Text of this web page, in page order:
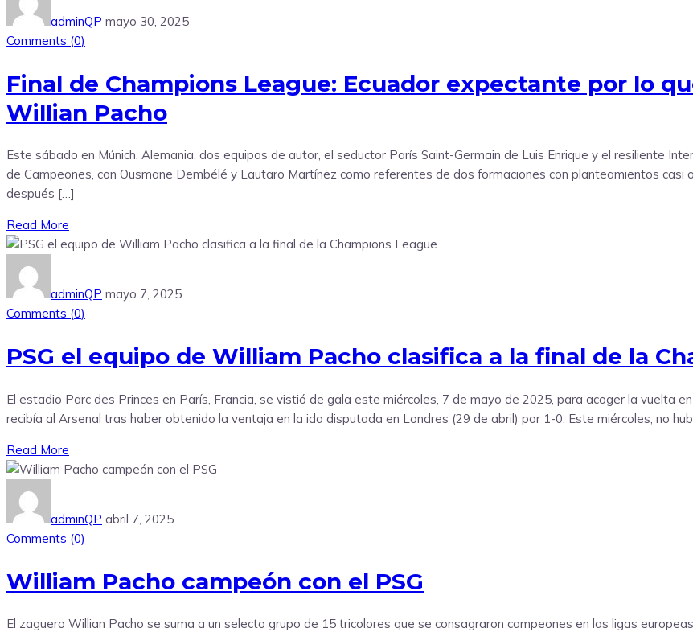
adminQP mayo 30, 2025
Comments (0)
Final de Champions League: Ecuador expectante por lo
Willian Pacho
Este sábado en Múnich, Alemania, dos equipos de autor, el seductor París Saint-Germain de Luis Enrique y el resiliente
de Campeones, con Ousmane Dembélé y Lautaro Martínez como referentes de dos formaciones con planteamientos casi
después […]
Read More
adminQP mayo 7, 2025
Comments (0)
PSG el equipo de William Pacho clasifica a la final de la
El estadio Parc des Princes en París, Francia, se vistió de gala este miércoles, 7 de mayo de 2025, para acoger la vuelta
recibía al Arsenal tras haber obtenido la ventaja en la ida disputada en Londres (29 de abril) por 1-0. Este miércoles, no
Read More
adminQP abril 7, 2025
Comments (0)
William Pacho campeón con el PSG
El zaguero Willian Pacho se suma a un selecto grupo de 15 tricolores que se consagraron campeones en las ligas